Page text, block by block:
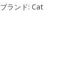
ブランド: Cat